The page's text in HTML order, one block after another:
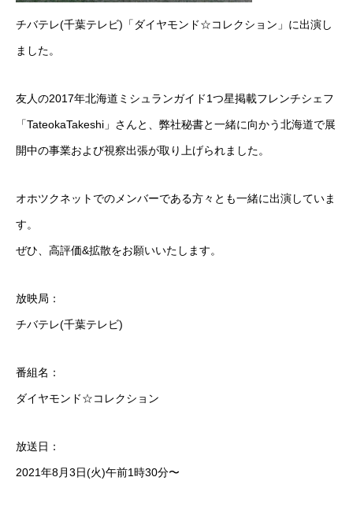
チバテレ(千葉テレビ)「ダイヤモンド☆コレクション」に出演し
ました。
友人の2017年北海道ミシュランガイド1つ星掲載フレンチシェフ
「TateokaTakeshi」さんと、弊社秘書と一緒に向かう北海道で展
開中の事業および視察出張が取り上げられました。
オホツクネットでのメンバーである方々とも一緒に出演していま
す。
ぜひ、高評価&拡散をお願いいたします。
放映局：
チバテレ(千葉テレビ)
番組名：
ダイヤモンド☆コレクション
放送日：
2021年8月3日(火)午前1時30分〜